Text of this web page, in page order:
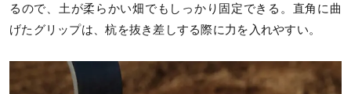
るので、土が柔らかい畑でもしっかり固定できる。直角に曲
げたグリップは、杭を抜き差しする際に力を入れやすい。